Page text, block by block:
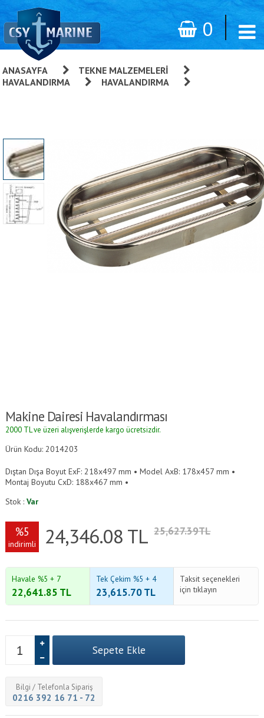
0
ANASAYFA TEKNE MALZEMELERI
HAVALANDIRMA
HAVALANDIRMA
Makine Dairesi Havalandırması
2000 TL ve üzeri alışverişlerde kargo ücretsizdir.
Ürün Kodu: 2014203
Dıştan Dışa Boyut ExF: 218x497 mm • Model AxB: 178x457 mm •
Montaj Boyutu CxD: 188x467 mm •
Stok :Var
%5
indirimli 24,346.08 TL 25,627.39TL
Havale %5 + 7
22,641.85 TL
Tek Çekim %5 + 4
23,615.70TL
Taksit seçenekleri
için tıklayın
Bilgi / Telefonla Sipariş
0216 392 16 71 - 72